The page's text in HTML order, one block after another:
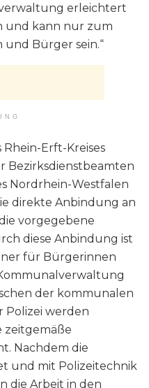
erleichtert
und kann nur zum
Bürger sein.“
Rhein-Erft-Kreises
Bezirksdienstbeamten
Nordrhein-Westfalen
direkte Anbindung an
vorgegebene
diese Anbindung ist
für Bürgerinnen
der kommunalen
werden
zeitgemäße
Nachdem die
und mit Polizeitechnik
die Arbeit in den